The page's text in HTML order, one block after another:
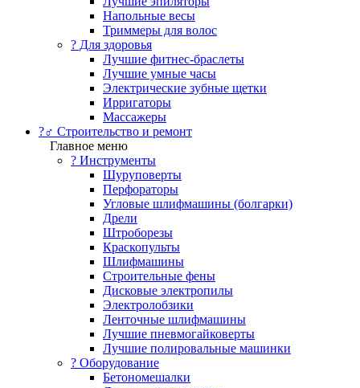
Напольные весы
Триммеры для волос
? Для здоровья
Лучшие фитнес-браслеты
Лучшие умные часы
Электрические зубные щетки
Ирригаторы
Массажеры
?‍♂️ Строительство и ремонт
Главное меню
?️ Инструменты
Шуруповерты
Перфораторы
Угловые шлифмашины (болгарки)
Дрели
Штроборезы
Краскопульты
Шлифмашины
Строительные фены
Дисковые электропилы
Электролобзики
Ленточные шлифмашины
Лучшие пневмогайковерты
Лучшие полировальные машинки
?️ Оборудование
Бетономешалки